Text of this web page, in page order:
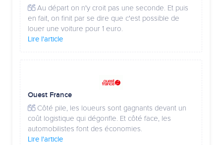
Au départ on n'y croit pas une seconde. Et puis
en fait, on finit par se dire que c'est possible de
louer une voiture pour 1 euro.
Lire l'article
Ouest France
Côté pile, les loueurs sont gagnants devant un
coût logistique qui dégonfle. Et côté face, les
automobilistes font des économies.
Lire l'article